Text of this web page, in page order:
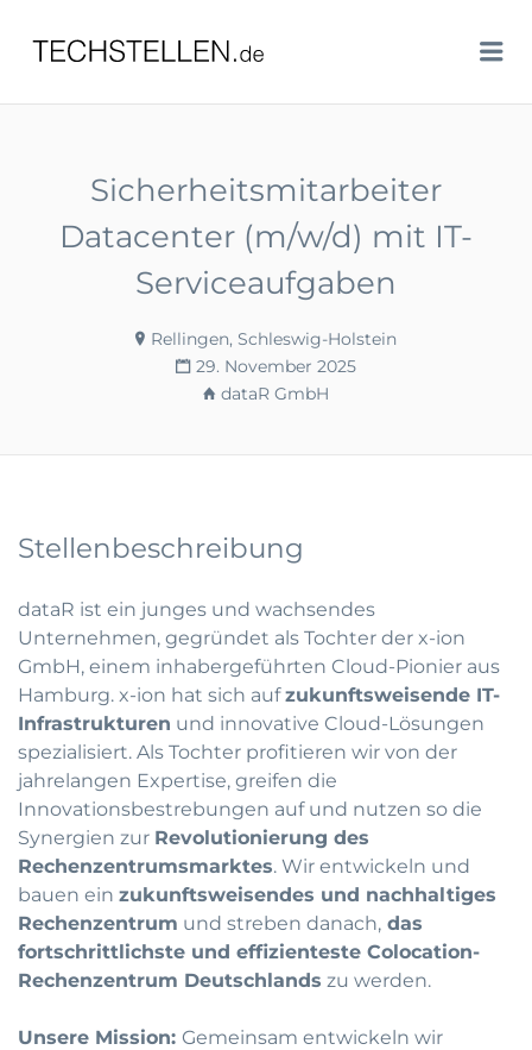
TECHSTELLEN.DE
Sicherheitsmitarbeiter
Datacenter (m/w/d) mit IT-
Serviceaufgaben
Rellingen, Schleswig-Holstein
29. November 2025
dataR GmbH
Stellenbeschreibung
dataR ist ein junges und wachsendes
Unternehmen, gegründet als Tochter der x-ion
GmbH, einem inhabergeführten Cloud-Pionier aus
Hamburg. x-ion hat sich aufzukunftsweisende IT-
Infrastrukturen und innovative Cloud-Lösungen
spezialisiert. Als Tochter profitieren wir von der
jahrelangen Expertise, greifen die
Innovationsbestrebungen auf und nutzen so die
Synergien zur Revolutionierung des
Rechenzentrumsmarktes. Wir entwickeln und
bauen ein zukunftsweisendes und nachhaltiges
Rechenzentrum und streben danach, das
fortschrittlichste und effizienteste Colocation-
Rechenzentrum Deutschlands zu werden.
Unsere Mission: Gemeinsam entwickeln wir